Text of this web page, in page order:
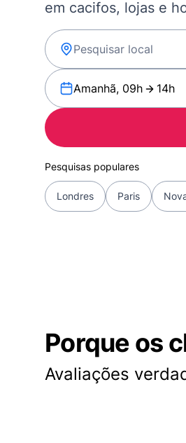
em cacifos, lojas e
Amanhã, 09h 14h
Pesquisas populares
Londres Paris
Porque os
Avaliações